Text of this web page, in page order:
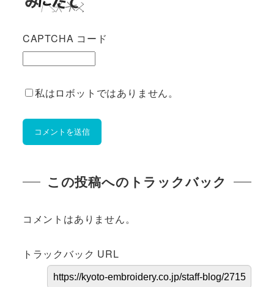
CAPTCHA コード
私はロボットではありません。
この投稿へのトラックバック
コメントはありません。
トラックバック URL